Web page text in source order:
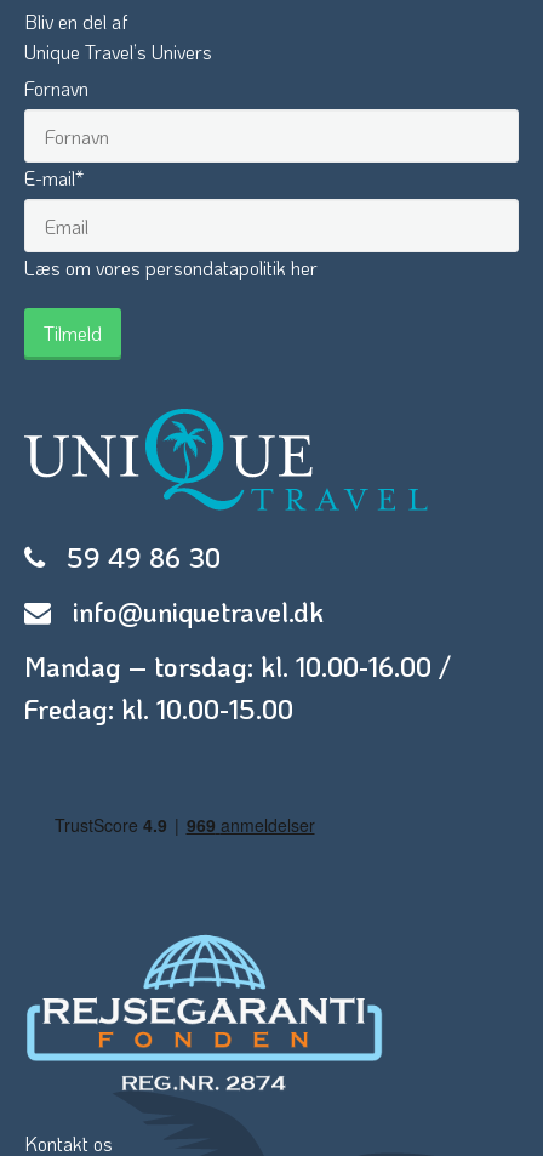
Bliv en del af
Unique Travel’s Univers
Fornavn
E-mail*
Læs om vores persondatapolitik her
59 49 86 30
info@uniquetravel.dk
Mandag – torsdag: kl. 10.00-16.00 /
Fredag: kl. 10.00-15.00
Kontakt os